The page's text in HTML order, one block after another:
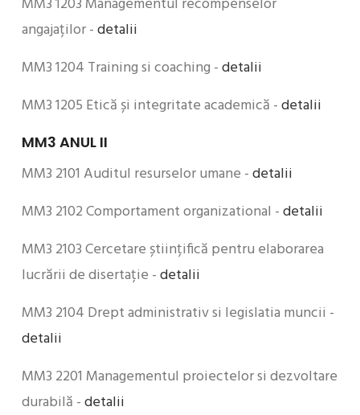
angajaților -detalii
MM3 1204 Training si coaching -detalii
MM3 1205 Etică și integritate academică -detalii
MM3 ANUL II
MM3 2101 Auditul resurselor umane -detalii
MM3 2102 Comportament organizational -detalii
MM3 2103 Cercetare științifică pentru elaborarea
lucrării de disertație -detalii
MM3 2104 Drept administrativ si legislatia muncii -
detalii
MM3 2201 Managementul proiectelor si dezvoltare
durabilă -detalii